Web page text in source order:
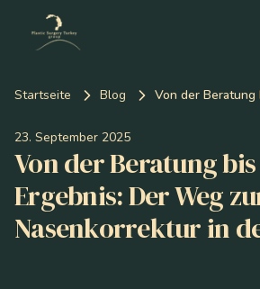
Startseite Blog
23. September 2025
Von der Beratung
Ergebnis: Der Weg
Nasenkorrektur in